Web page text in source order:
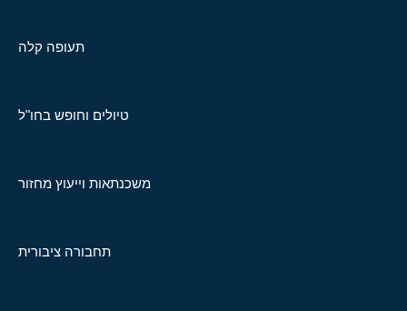
תעופה קלה
טיולים וחופש בחו"ל
משכנתאות וייעוץ מחזור
תחבורה ציבורית